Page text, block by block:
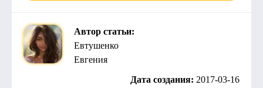
Автор статьи:
Евтушенко
Евгения
Дата создания: 2017-03-16